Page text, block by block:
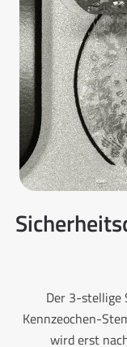
Der 3-stellige
Kennzeochen-
wird erst